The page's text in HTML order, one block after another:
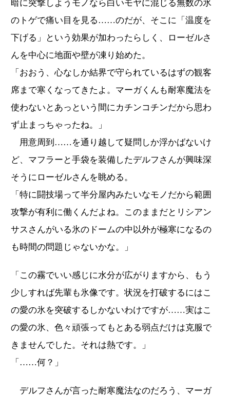
暗に突撃しようモノなら白いモヤに混じる無数の氷
のトゲで痛い目を見る……のだが、そこに「温度を
下げる」という効果が加わったらしく、ローゼルさ
んを中心に地面や壁が凍り始めた。
「おおう、心なしか結界で守られているはずの観客
席まで寒くなってきたよ。マーガくんも耐寒魔法を
使わないとあっという間にカチンコチンだから思わ
ず止まっちゃったね。」
用意周到……を通り越して疑問しか浮かばないけ
ど、マフラーと手袋を装備したデルフさんが興味深
そうにローゼルさんを眺める。
「特に闘技場って半分屋内みたいなモノだから範囲
攻撃が有利に働くんだよね。このままだとリシアン
サスさんがいる氷のドームの中以外が極寒になるの
も時間の問題じゃないかな。」
「この霧でいい感じに水分が広がりますから、もう
少しすれば先輩も氷像です。状況を打破するにはこ
の愛の氷を突破するしかないわけですが……実はこ
の愛の氷、色々頑張ってもとある弱点だけは克服で
きませんでした。それは熱です。」
「……何？」
デルフさんが言った耐寒魔法なのだろう、マーガ